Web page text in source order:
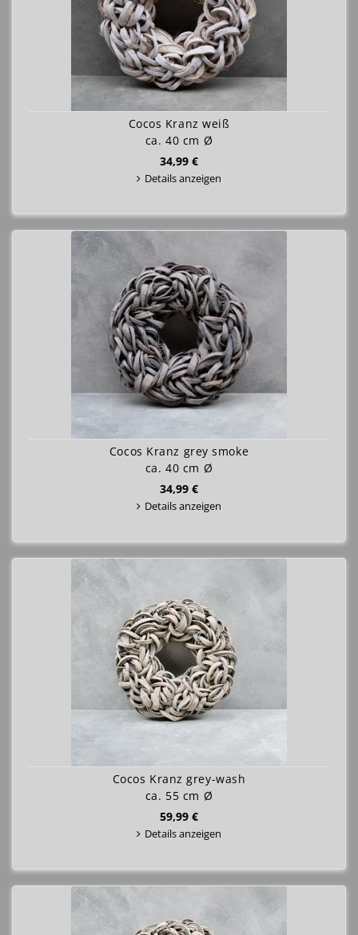
Cocos Kranz weiß
ca. 40 cm Ø
34,99 €
Details anzeigen
Cocos Kranz grey smoke
ca. 40 cm Ø
34,99 €
Details anzeigen
Cocos Kranz grey-wash
ca. 55 cm Ø
59,99 €
Details anzeigen